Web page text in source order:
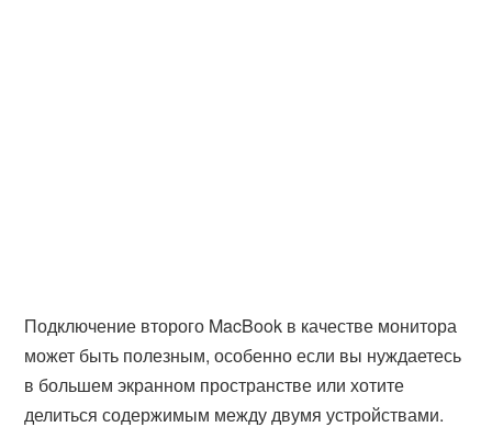
Подключение второго MacBook в качестве монитора
может быть полезным, особенно если вы нуждаетесь
в большем экранном пространстве или хотите
делиться содержимым между двумя устройствами.